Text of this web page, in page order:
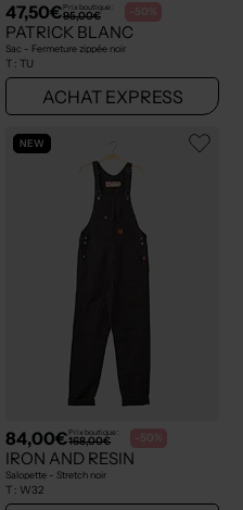
47,50€Prix boutique :
95,00€ -50%
PATRICK BLANC
Sac - Fermeture zippée noir
T : TU
ACHAT EXPRESS
NEW
84,00€Prix boutique :
168,00€ -50%
IRON AND RESIN
Salopette - Stretch noir
T : W32